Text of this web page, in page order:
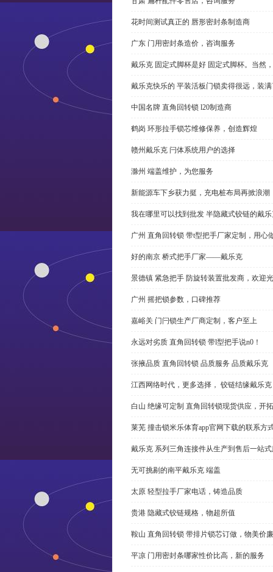
花时间测试真正的 唇形密封条制造商
广东 门用密封条造价，咨询服务
戴乐克 固定式脚杯是好 固定式脚杯。当然
戴乐克快乐的 平装活板门锁卖得很远，装
中国名牌 直角回转锁 l20制造商
鹤岗 环形拉手锁芯维修保养，创造辉煌
赣州戴乐克 闩体系统用户的选择
滁州 端盖维护，为您服务
新能源车下乡获力挺，充电桩布局再掀浪潮
我在哪里可以找到批发 半隐藏式铰链的戴
广州 直角回转锁 带t型把手厂家定制，用心
好的南京 桥式把手厂家——戴乐克
景德镇 紧急把手 防旋转装置批发商，欢迎
广州 摇把锁参数，口碑推荐
嘉峪关 门闩锁生产厂商定制，客户至上
永远对劣质 直角回转锁 带l型把手说n0！
张掖品质 直角回转锁 品质服务 品质戴乐克
江西网络时代，更多选择， 铰链结缘戴乐克
白山 绝缘可定制 直角回转锁现货供应，开
莱芜 撞击锁米乐体育app官网下载的联系方
戴乐克 系列三角连接件从生产到售后一站
无可挑剔的南平戴乐克 端盖
太原 轻型拉手厂家电话，铸造品质
贵港 隐藏式铰链规格，物超所值
鞍山 直角回转锁 带排片锁芯订做，物美价廉
平凉 门用密封条哪家性价比高，新的服务